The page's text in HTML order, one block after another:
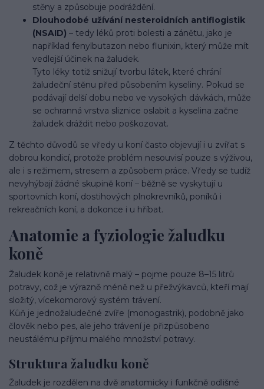
stěny a způsobuje podráždění.
Dlouhodobé užívání nesteroidních antiflogistik
(NSAID) – tedy léků proti bolesti a zánětu, jako je
například fenylbutazon nebo flunixin, který může mít
vedlejší účinek na žaludek.
Tyto léky totiž snižují tvorbu látek, které chrání
žaludeční stěnu před působením kyseliny. Pokud se
podávají delší dobu nebo ve vysokých dávkách, může
se ochranná vrstva sliznice oslabit a kyselina začne
žaludek dráždit nebo poškozovat.
Z těchto důvodů se vředy u koní často objevují i u zvířat s
dobrou kondicí, protože problém nesouvisí pouze s výživou,
ale i s režimem, stresem a způsobem práce. Vředy se tudíž
nevyhýbají žádné skupině koní – běžně se vyskytují u
sportovních koní, dostihových plnokrevníků, poníků i
rekreačních koní, a dokonce i u hříbat.
Anatomie a fyziologie žaludku
koně
Žaludek koně je relativně malý – pojme pouze 8–15 litrů
potravy, což je výrazně méně než u přežvýkavců, kteří mají
složitý, vícekomorový systém trávení.
Kůň je jednožaludečné zvíře (monogastrik), podobně jako
člověk nebo pes, ale jeho trávení je přizpůsobeno
neustálému příjmu malého množství potravy.
Struktura žaludku koně
Žaludek je rozdělen na dvě anatomicky i funkčně odlišné